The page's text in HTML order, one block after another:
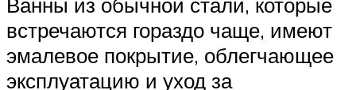
Ванны из обычной стали, которые
встречаются гораздо чаще, имеют
эмалевое покрытие, облегчающее
эксплуатацию и уход за